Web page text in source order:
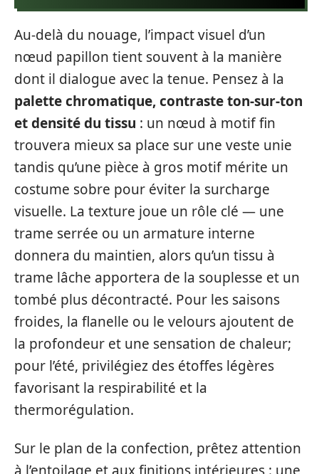
Au-delà du nouage, l’impact visuel d’un
nœud papillon tient souvent à la manière
dont il dialogue avec la tenue. Pensez à la
palette chromatique, contraste ton-sur-ton
et densité du tissu : un nœud à motif fin
trouvera mieux sa place sur une veste unie
tandis qu’une pièce à gros motif mérite un
costume sobre pour éviter la surcharge
visuelle. La texture joue un rôle clé — une
trame serrée ou un armature interne
donnera du maintien, alors qu’un tissu à
trame lâche apportera de la souplesse et un
tombé plus décontracté. Pour les saisons
froides, la flanelle ou le velours ajoutent de
la profondeur et une sensation de chaleur;
pour l’été, privilégiez des étoffes légères
favorisant la respirabilité et la
thermorégulation.
Sur le plan de la confection, prêtez attention